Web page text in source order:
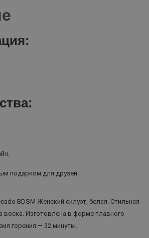
подарком для друзей.
BDSM Женский силуэт, белая. Стильная
воска. Изготовлена в форме плавного
горения — 32 минуты.